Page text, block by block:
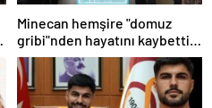
Minecan hemşire "domuz
gribi"nden hayatını kaybetti –
Haberler | Sağlık Haberleri